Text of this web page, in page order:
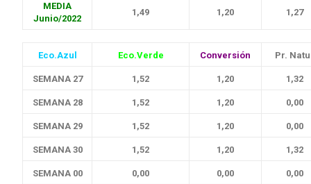
MEDIA
Junio/2022
1,49 1,20 1,27
Eco.Azul Eco.Verde Conversión Pr.
SEMANA 27 1,52 1,20 1,32
SEMANA 28 1,52 1,20 0,00
SEMANA 29 1,52 1,20 0,00
SEMANA 30 1,52 1,20 1,32
SEMANA 00 0,00 0,00 0,00